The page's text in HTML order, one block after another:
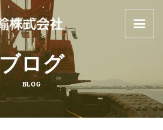
丸加海陸運
ブログ
BLOG